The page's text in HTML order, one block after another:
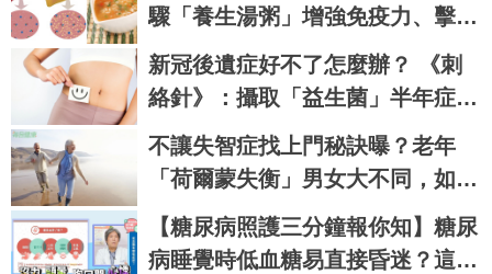
驟「養生湯粥」增強免疫力、擊退
有害自由基｜每日健康 Health
新冠後遺症好不了怎麼辦？ 《刺
絡針》：攝取「益生菌」半年症狀
有望緩解6成以上
不讓失智症找上門秘訣曝？老年
「荷爾蒙失衡」男女大不同，如何
危機化為轉機
【糖尿病照護三分鐘報你知】糖尿
病睡覺時低血糖易直接昏迷？這些